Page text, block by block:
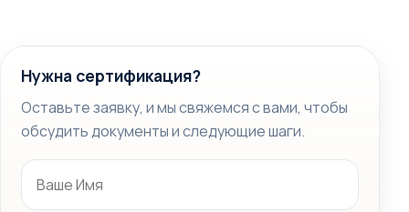
Нужна сертификация?
Оставьте заявку, и мы свяжемся с вами, чтобы
обсудить документы и следующие шаги.